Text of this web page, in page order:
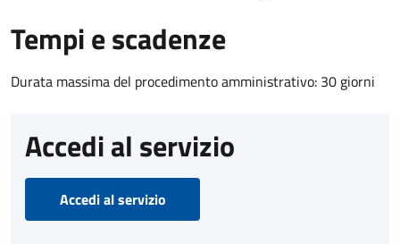
Tempi e scadenze
Durata massima del procedimento amministrativo: 30 giorni
Accedi al servizio
Accedi al servizio